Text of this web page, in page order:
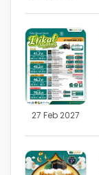
27 Feb 2027